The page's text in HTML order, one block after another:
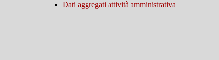
Dati aggregati attività amministrativa